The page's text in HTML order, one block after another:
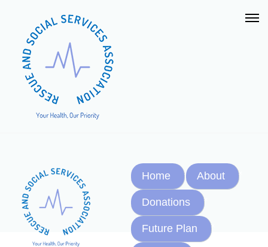
Home About
Donations
Future Plan